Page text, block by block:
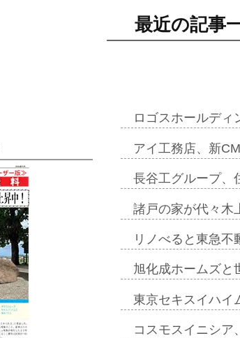
最近の記事
ロゴスホールデ
アイ工務店、新
長谷工グループ、
諸戸の家が代々木
リノべると東急
旭化成ホームズと
東京セキスイハイ
コスモスイニシ